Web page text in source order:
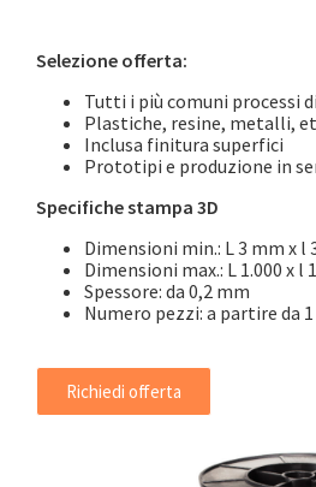
Selezione offerta:
Tutti i più comuni processi
Plastiche, resine, metalli,
Inclusa finitura superfici
Prototipi e produzione in
Specifiche stampa 3D
Dimensioni min.: L 3 mm x l
Dimensioni max.: L 1.000 x l
Spessore: da 0,2 mm
Numero pezzi: a partire da 1
Richiedi offerta